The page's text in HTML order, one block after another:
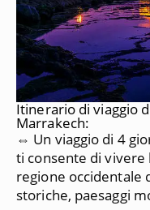
Itinerario di viaggio
Marrakech:
⇔ Un viaggio di 4
ti consente di vivere
regione occidentale
storiche, paesaggi